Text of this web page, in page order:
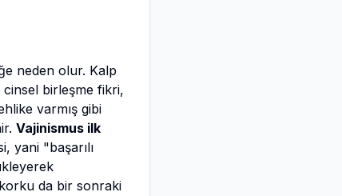
neden olur. Kalp
cinsel birleşme fikri,
varmış gibi
Vajinismus ilk
yani "başarılı
korku da bir sonraki